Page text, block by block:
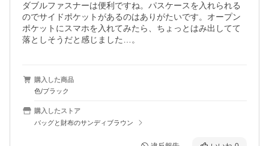
ダブルファスナーは便利ですね。パスケースを入れられる
のでサイドポケットがあるのはありがたいです。オープン
ポケットにスマホを入れてみたら、ちょっとはみ出してて
落としそうだと感じました…。
購入した商品
色/ブラック
購入したストア
バッグと財布のサンディブラウン